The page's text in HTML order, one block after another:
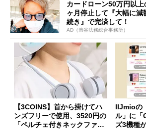
カードローン50万円以
ヶ月停止して『大幅に
続き』で完済して！
AD（渋谷法務総合事務所）
【3COINS】首から掛けてハ
ンズフリーで使用、3520円の
「ペルチェ付きネックファ
IIJmioの
ル」に「
ズ3機種